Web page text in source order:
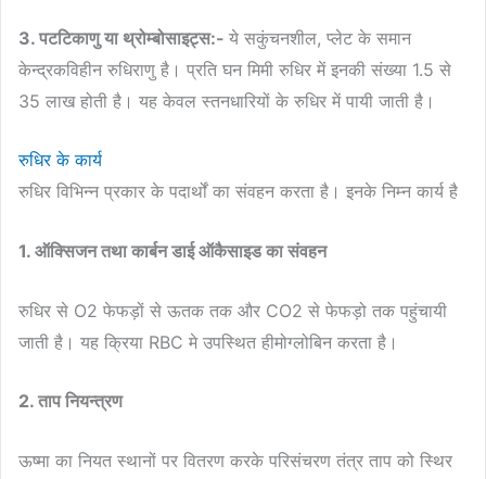
3. पटटिकाणु या थ्रोम्बोसाइट्स:- ये सकुंचनशील, प्लेट के समान
केन्द्रकविहीन रुधिराणु है। प्रति घन मिमी रुधिर में इनकी संख्या 1.5 से
35 लाख होती है। यह केवल स्तनधारियों के रुधिर में पायी जाती है।
रुधिर के कार्य
रुधिर विभिन्न प्रकार के पदार्थों का संवहन करता है। इनके निम्न कार्य है
1. ऑक्सिजन तथा कार्बन डाई ऑकैसाइड का संवहन
रुधिर से O2 फेफड़ों से ऊतक तक और CO2 से फेफड़ो तक पहुंचायी
जाती है। यह क्रिया RBC मे उपस्थित हीमोग्लोबिन करता है।
2. ताप नियन्त्रण
ऊष्मा का नियत स्थानों पर वितरण करके परिसंचरण तंत्र ताप को स्थिर